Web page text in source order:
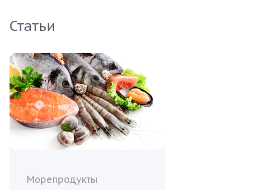
Статьи
Морепродукты